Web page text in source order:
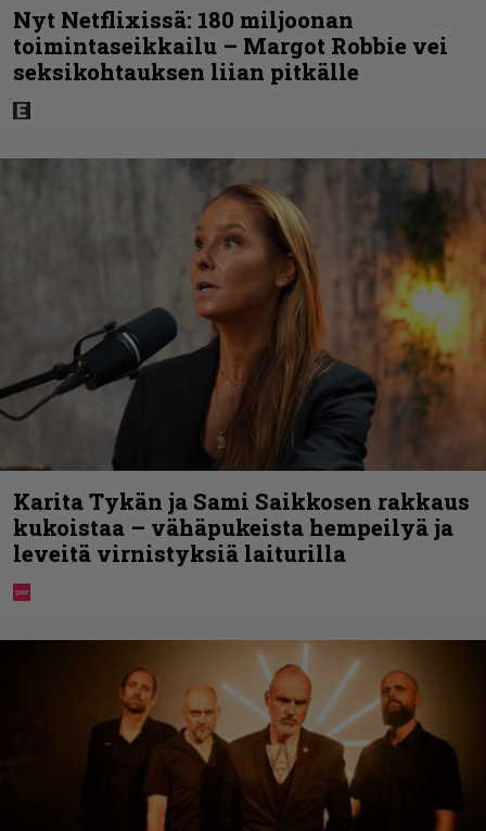
Nyt Netflixissä: 180 miljoonan
toimintaseikkailu – Margot Robbie vei
seksikohtauksen liian pitkälle
Karita Tykän ja Sami Saikkosen rakkaus
kukoistaa – vähäpukeista hempeilyä ja
leveitä virnistyksiä laiturilla